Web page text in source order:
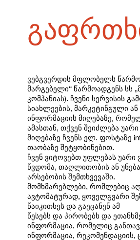
ვებგვერდის მფლობელს
მარგებელი“ წარმოადგენს სს
კომპანიას). ჩვენი სერვისის
სიახლეების, მარკეტინგული
ინფორმაციის მიღებაზე,
ამასთან, თქვენ შეიძლება
მიღებაზე ჩვენს ელ. ფოსტაზე
თაობაზე შეტყობინებით.
ჩვენ ვიტოვებთ უფლებას უარი
წვდომა, თაღლითობის ან
არსებობის შემთხვევაში.
მომხმარებლები, რომლებიც
ავტომატურად, ყოველგვარი
წაიკითხეს და გაეცანენ ამ
წესებს და პირობებს და
ინფორმაცია, რომელიც
ინფორმაცია, რეკომენდაციის,